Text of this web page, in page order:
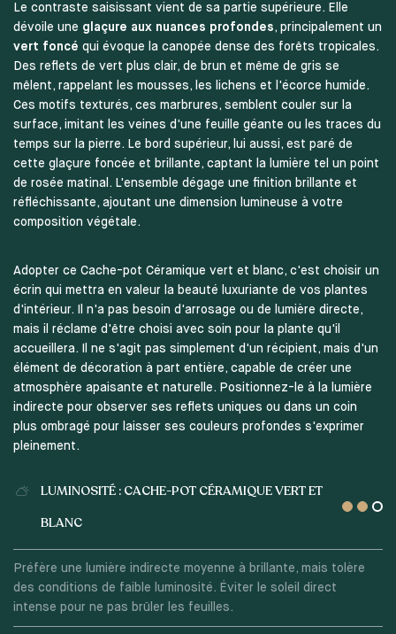
Le contraste saisissant vient de sa partie supérieure. Elle
dévoile une glaçure aux nuances profondes, principalement un
vert foncé qui évoque la canopée dense des forêts tropicales.
Des reflets de vert plus clair, de brun et même de gris se
mêlent, rappelant les mousses, les lichens et l'écorce humide.
Ces motifs texturés, ces marbrures, semblent couler sur la
surface, imitant les veines d'une feuille géante ou les traces du
temps sur la pierre. Le bord supérieur, lui aussi, est paré de
cette glaçure foncée et brillante, captant la lumière tel un point
de rosée matinal. L'ensemble dégage une finition brillante et
réfléchissante, ajoutant une dimension lumineuse à votre
composition végétale.
Adopter ce Cache-pot Céramique vert et blanc, c'est choisir un
écrin qui mettra en valeur la beauté luxuriante de vos plantes
d'intérieur. Il n'a pas besoin d'arrosage ou de lumière directe,
mais il réclame d'être choisi avec soin pour la plante qu'il
accueillera. Il ne s'agit pas simplement d'un récipient, mais d'un
élément de décoration à part entière, capable de créer une
atmosphère apaisante et naturelle. Positionnez-le à la lumière
indirecte pour observer ses reflets uniques ou dans un coin
plus ombragé pour laisser ses couleurs profondes s'exprimer
pleinement.
LUMINOSITÉ : CACHE-POT CÉRAMIQUE VERT ET
BLANC
Préfère une lumière indirecte moyenne à brillante, mais tolère
des conditions de faible luminosité. Éviter le soleil direct
intense pour ne pas brûler les feuilles.